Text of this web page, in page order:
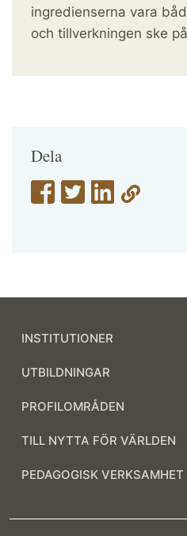
Dela
ingredienserna vara
och tillverkningen ske
INSTITUTIONER
UTBILDNINGAR
PROFILOMRÅDEN
TILL NYTTA FÖR VÄRLDEN
PEDAGOGISK VERKSAMHET